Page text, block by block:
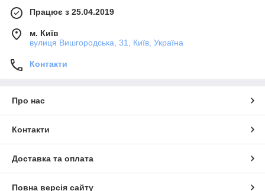
Працює з 25.04.2019
м. Київ
вулиця Вишгородська, 31, Київ, Україна
Контакти
Про нас
Контакти
Доставка та оплата
Повна версія сайту